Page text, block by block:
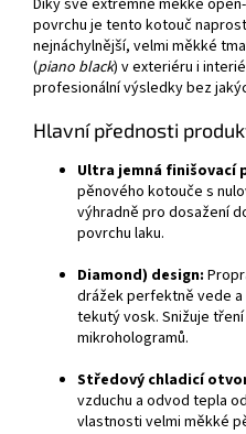
povrchu je tento kotouč
nejnáchylnější, velmi měkké
(piano black) v exteriéru i
profesionální výsledky bez
Hlavní přednosti
Ultra jemná finišovací
pěnového kotouče s
výhradně pro dosažení
povrchu laku.
Diamond) design:
drážek perfektně vede
tekutý vosk. Snižuje
mikrohologramů.
Středový chladicí
vzduchu a odvod tepla
vlastnosti velmi měkké